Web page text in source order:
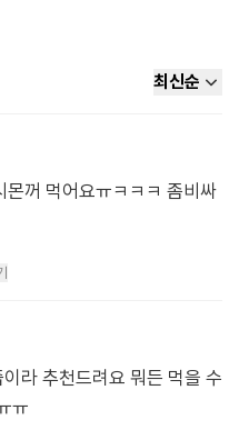
최신순
꺼 먹어요ㅠㅋㅋㅋ 좀비싸
라 추천드려요 뭐든 먹을 수
ㅠ